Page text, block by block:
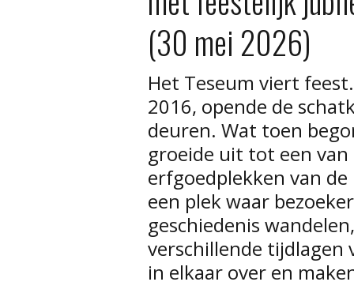
(30 mei 2026)
Het Teseum viert
2016, opende de
deuren. Wat toen
groeide uit tot een
erfgoedplekken van
een plek waar
geschiedenis
verschillende tijdlagen
in elkaar over en